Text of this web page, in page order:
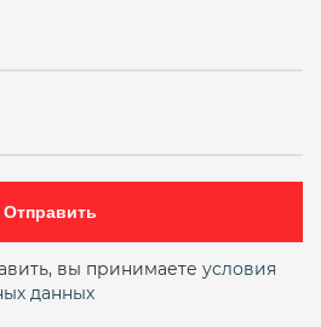
Отправить
вы принимаете условия
данных